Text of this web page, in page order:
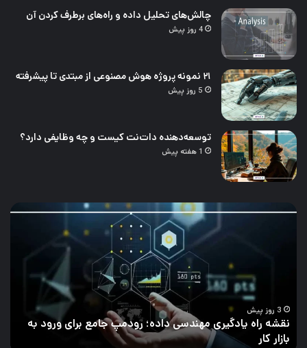
چالش‌های تحلیل داده و راه‌های برطرف کردن آن
4 روز پیش
۲۱ نمونه پروژه هوش مصنوعی از مبتدی تا پیشرفته
5 روز پیش
توسعه‌دهنده دات‌نت کیست و چه وظایفی دارد؟
1 هفته پیش
چالش‌های
آن
4 روز پیش
چالش‌های تحلیل داده و راه‌های برطرف کردن آن
۲۱